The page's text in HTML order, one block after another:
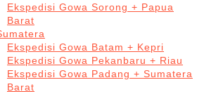
Ekspedisi Gowa Sorong + Papua
Barat
Ekspedisi Gowa Batam + Kepri
Ekspedisi Gowa Pekanbaru + Riau
Ekspedisi Gowa Padang + Sumatera
Barat